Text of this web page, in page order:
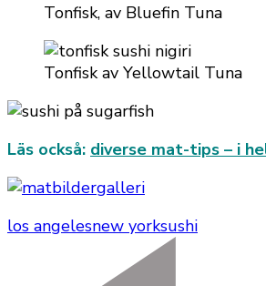
Tonfisk, av Bluefin Tuna
Tonfisk av Yellowtail Tuna
Läs också: diverse mat-tips – i
los angelesnew yorksushi